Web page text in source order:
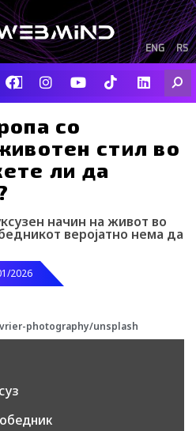
RS
ENG
F
a
c
b
o
o
k
I
n
s
a
g
r
a
Y
o
u
u
b
e
I
c
o
i
k
k
t
n
L
i
n
d
i
со
стил во
ли да
начин на живот во
веројатно нема да
2026
photography/unsplash